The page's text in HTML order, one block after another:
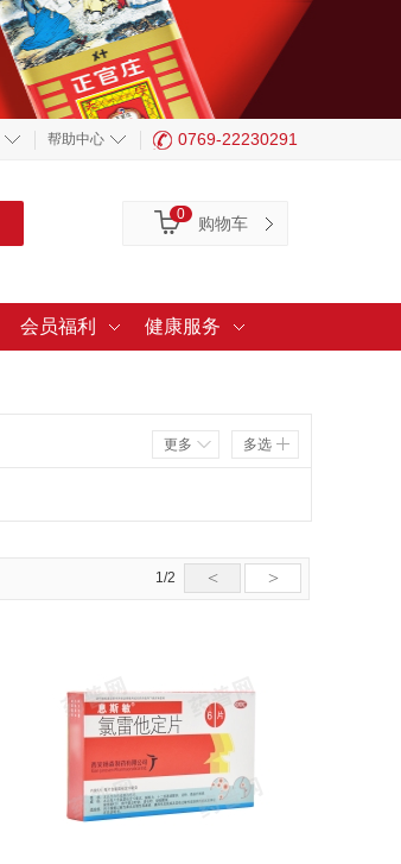
帮助中心 0769-22230291
购物车
0
会员福利 健康服务
多选
更多
1/2 < >